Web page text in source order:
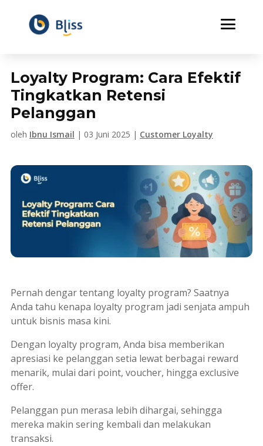
Loyalty Program: Cara Efektif
Tingkatkan Retensi
Pelanggan
oleh Ibnu Ismail | 03 Juni 2025 | Customer Loyalty
Pernah dengar tentang loyalty program? Saatnya
Anda tahu kenapa loyalty program jadi senjata ampuh
untuk bisnis masa kini.
Dengan loyalty program, Anda bisa memberikan
apresiasi ke pelanggan setia lewat berbagai reward
menarik, mulai dari point, voucher, hingga exclusive
offer.
Pelanggan pun merasa lebih dihargai, sehingga
mereka makin sering kembali dan melakukan
transaksi.